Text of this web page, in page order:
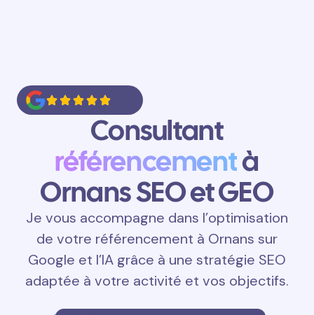
Consultant
référencementà
Ornans SEO et GEO
Je vous accompagne dans l’optimisation
de votre référencement à Ornans sur
Google et l’IA grâce à une stratégie SEO
adaptée à votre activité et vos objectifs.